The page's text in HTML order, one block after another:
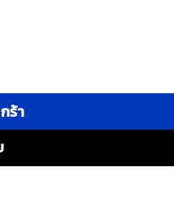
(HaloLock) - เคส
ร้า